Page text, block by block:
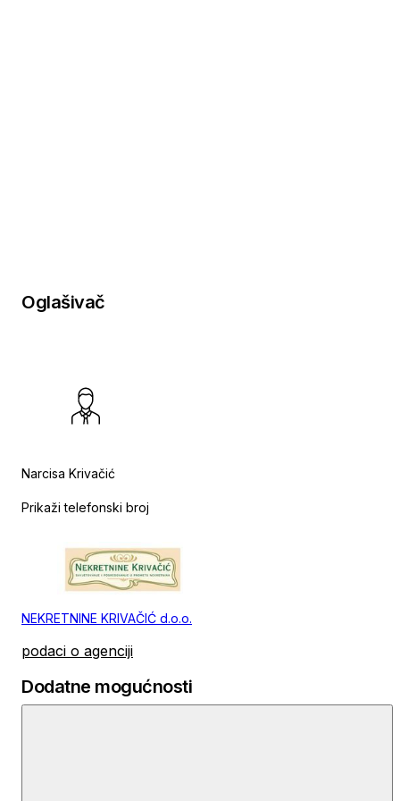
Oglašivač
Narcisa Krivačić
Prikaži telefonski broj
NEKRETNINE KRIVAČIĆ d.o.o.
podaci o agenciji
Dodatne mogućnosti